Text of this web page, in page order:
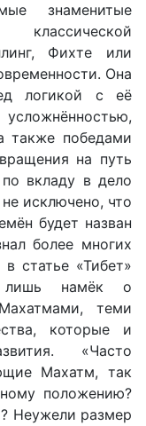
знаменитые
Фихте или
Она
логикой с её
также победами
на путь
вкладу в дело
исключено, что
будет назван
более многих
статье «Тибет»
лишь намёк о
теми
которые и
«Часто
Махатм, так
положению?
Неужели размер